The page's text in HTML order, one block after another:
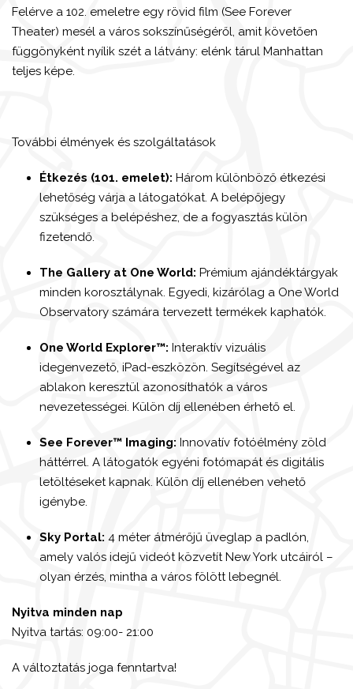
Felérve a 102. emeletre egy rövid film (See Forever
Theater) mesél a város sokszínűségéről, amit követően
függönyként nyílik szét a látvány: elénk tárul Manhattan
teljes képe.
További élmények és szolgáltatások
Étkezés (101. emelet): Három különböző étkezési
lehetőség várja a látogatókat. A belépőjegy
szükséges a belépéshez, de a fogyasztás külön
fizetendő.
The Gallery at One World: Prémium ajándéktárgyak
minden korosztálynak. Egyedi, kizárólag a One World
Observatory számára tervezett termékek kaphatók.
One World Explorer™: Interaktív vizuális
idegenvezető, iPad-eszközön. Segítségével az
ablakon keresztül azonosíthatók a város
nevezetességei. Külön díj ellenében érhető el.
See Forever™ Imaging: Innovatív fotóélmény zöld
háttérrel. A látogatók egyéni fotómapát és digitális
letöltéseket kapnak. Külön díj ellenében vehető
igénybe.
Sky Portal: 4 méter átmérőjű üveglap a padlón,
amely valós idejű videót közvetít New York utcáiról –
olyan érzés, mintha a város fölött lebegnél.
Nyitva minden nap
Nyitva tartás: 09:00- 21:00
A változtatás joga fenntartva!